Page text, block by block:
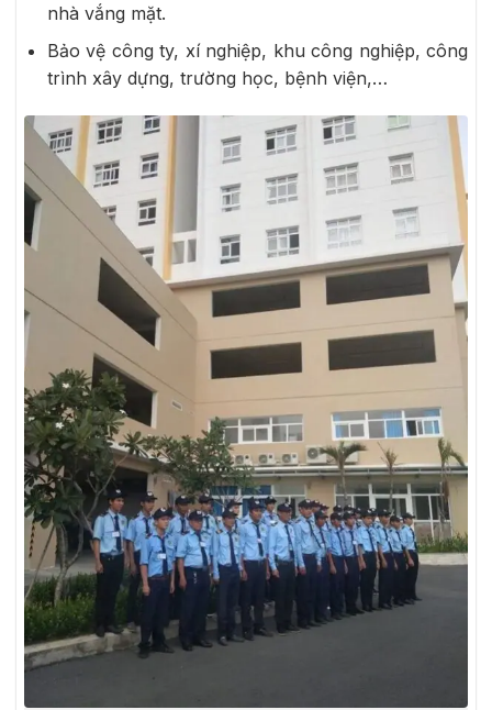
nhà vắng mặt.
Bảo vệ công ty, xí nghiệp, khu công nghiệp, công
trình xây dựng, trường học, bệnh viện,…